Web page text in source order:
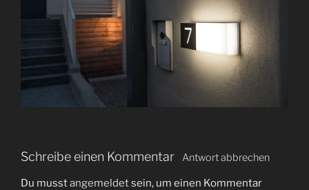
Schreibe einen Kommentar Antwort abbrechen
Du musstangemeldetsein, um einen Kommentar